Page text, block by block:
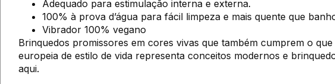
Adequado para estimulação interna e externa.
100% à prova d’água para fácil limpeza e mais quente que
Vibrador 100% vegano
Brinquedos promissores em cores vivas que também cumprem o
europeia de estilo de vida representa conceitos modernos e
aqui.